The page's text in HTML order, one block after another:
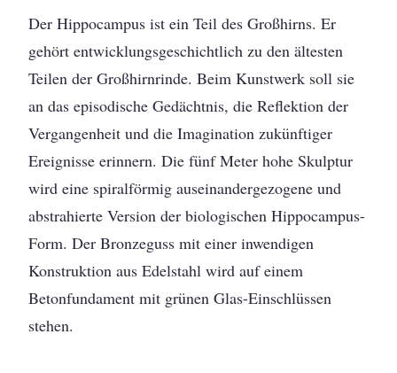
Der Hippocampus ist ein Teil des Großhirns. Er
gehört entwicklungsgeschichtlich zu den ältesten
Teilen der Großhirnrinde. Beim Kunstwerk soll sie
an das episodische Gedächtnis, die Reflektion der
Vergangenheit und die Imagination zukünftiger
Ereignisse erinnern. Die fünf Meter hohe Skulptur
wird eine spiralförmig auseinandergezogene und
abstrahierte Version der biologischen Hippocampus-
Form. Der Bronzeguss mit einer inwendigen
Konstruktion aus Edelstahl wird auf einem
Betonfundament mit grünen Glas-Einschlüssen
stehen.